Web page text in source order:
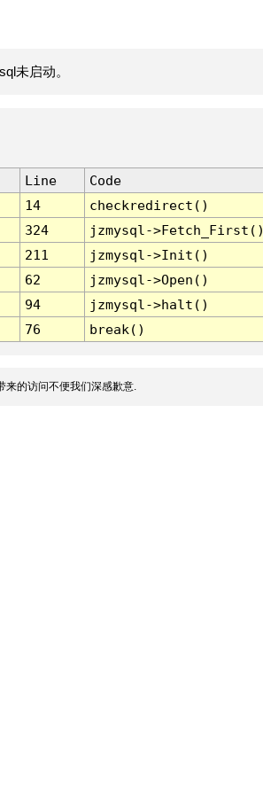
未启动。
Line
Code
14
checkredirect()
324
jzmysql-
211
jzmysql->Init()
62
jzmysql->Open()
94
jzmysql->halt()
76 break()
的访问不便我们深感歉意.